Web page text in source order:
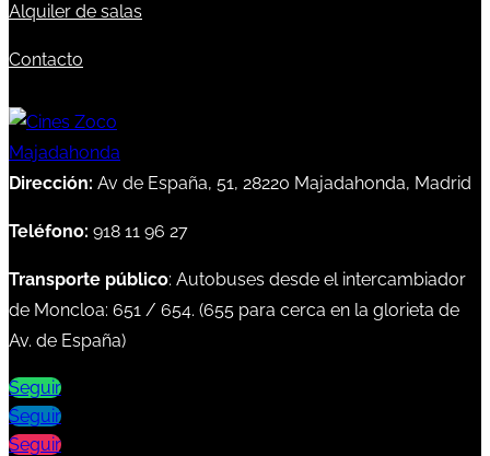
Alquiler de salas
Contacto
Dirección: Av de España, 51, 28220 Majadahonda, Madrid
Teléfono: 918 11 96 27
Transporte público: Autobuses desde el intercambiador
de Moncloa: 651 / 654. (655 para cerca en la glorieta de
Av. de España)
Seguir
Seguir
Seguir